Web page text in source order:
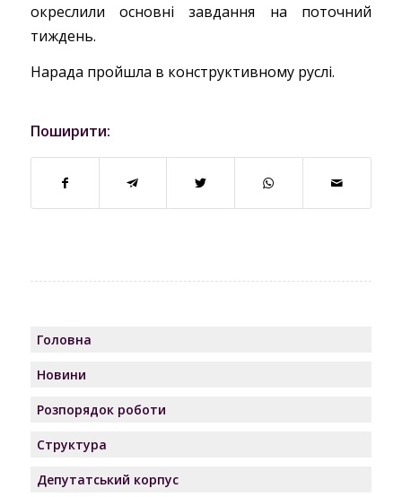
окреслили основні завдання на поточний
тиждень.
Нарада пройшла в конструктивному руслі.
Поширити:
Головна
Новини
Розпорядок роботи
Структура
Депутатський корпус